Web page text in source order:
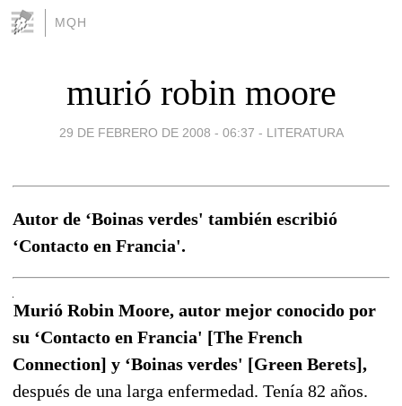
MQH
murió robin moore
29 DE FEBRERO DE 2008 - 06:37 - LITERATURA
Autor de ‘Boinas verdes' también escribió
‘Contacto en Francia'.
Murió Robin Moore, autor mejor conocido por
su ‘Contacto en Francia' [The French
Connection] y ‘Boinas verdes' [Green Berets],
después de una larga enfermedad. Tenía 82 años.